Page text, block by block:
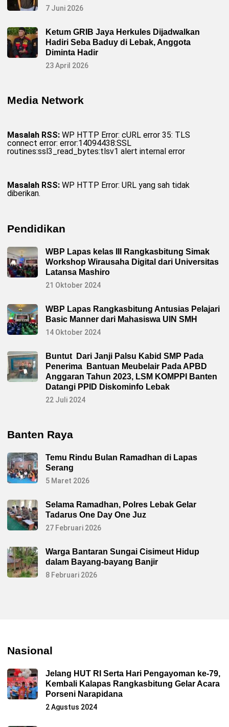
7 Juni 2026
Ketum GRIB Jaya Herkules Dijadwalkan
Hadiri Seba Baduy di Lebak, Anggota
Diminta Hadir
23 April 2026
Media Network
Masalah RSS: WP HTTP Error: cURL error 35: TLS
connect error: error:14094438:SSL
routines:ssl3_read_bytes:tlsv1 alert internal error
Masalah RSS: WP HTTP Error: URL yang sah tidak
diberikan.
Pendidikan
WBP Lapas kelas III Rangkasbitung Simak
Workshop Wirausaha Digital dari Universitas
Latansa Mashiro
21 Oktober 2024
WBP Lapas Rangkasbitung Antusias Pelajari
Basic Manner dari Mahasiswa UIN SMH
14 Oktober 2024
Buntut Dari Janji Palsu Kabid SMP Pada
Penerima Bantuan Meubelair Pada APBD
Anggaran Tahun 2023, LSM KOMPPI Banten
Datangi PPID Diskominfo Lebak
22 Juli 2024
Banten Raya
Temu Rindu Bulan Ramadhan di Lapas
Serang
5 Maret 2026
Selama Ramadhan, Polres Lebak Gelar
Tadarus One Day One Juz
27 Februari 2026
Warga Bantaran Sungai Cisimeut Hidup
dalam Bayang-bayang Banjir
8 Februari 2026
Nasional
Jelang HUT RI Serta Hari Pengayoman ke-79,
Kembali Kalapas Rangkasbitung Gelar Acara
Porseni Narapidana
2 Agustus 2024